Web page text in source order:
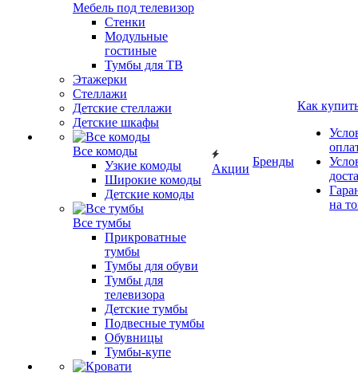
Мебель под телевизор
Стенки
Модульные
гостиные
Тумбы для ТВ
Этажерки
Стеллажи
Детские стеллажи
Детские шкафы
Все комоды
Узкие комоды
Широкие комоды
Детские комоды
Все тумбы
Прикроватные
тумбы
Тумбы для обуви
Тумбы для
телевизора
Детские тумбы
Подвесные тумбы
Обувницы
Тумбы-купе
Акции
Бренды
Как
на